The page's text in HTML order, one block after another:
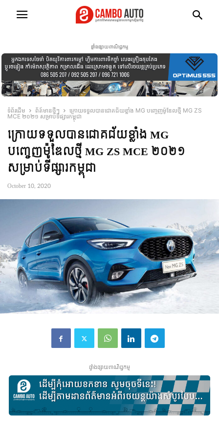
ផ្ទាំងផ្សាយពាណិជ្ជកម្ម
ទំព័រដើម ព័ត៍មានថ្មីៗ
ក្រោយទទួលបានជោគជ័យខ្លាំង MG បញ្ចេញម៉ូឌែលថ្មី MG ZS
MCE ២០២១ សម្រាប់ទីផ្សារកម្ពុជា
ក្រោយទទួលបានជោគជ័យខ្លាំង MG
បញ្ចេញម៉ូឌែលថ្មី MG ZS MCE ២០២១
សម្រាប់ទីផ្សារកម្ពុជា
October 10, 2020
ផ្ទាំងផ្សាយពាណិជ្ជកម្ម